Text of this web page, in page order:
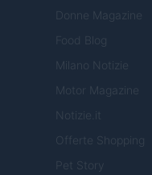
Donne Magazine
Food Blog
Milano Notizie
Motor Magazine
Notizie.it
Offerte Shopping
Pet Story